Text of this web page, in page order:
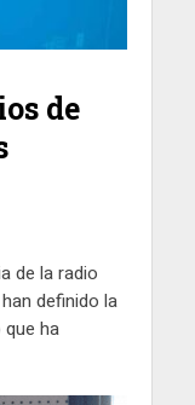
de
de la radio
definido la
ha